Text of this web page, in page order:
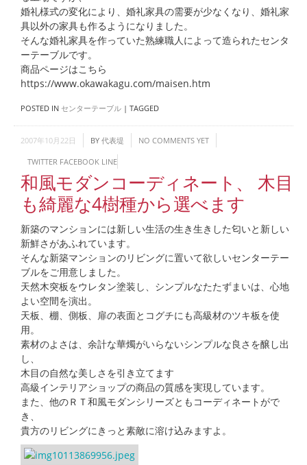
婚礼様式の変化により、婚礼家具の需要が少なくなり、婚礼家
具以外の家具も作るようになりました。
そんな婚礼家具を作っていた熟練職人によって造られたセンタ
ーテーブルです。
商品ページはこちら
https://www.okawakagu.com/maisen.htm
POSTED IN センターテーブル | TAGGED
2007年10月22日 BY 代表堤 NO COMMENTS YET
TWITTER FACEBOOK LINE
和風モダンコーディネート、 木目
も綺麗な4樹種から選べます
新築のマンションには新しい生活の生き生きした匂いと新しい
新鮮さがあふれています。
そんな新築マンションのリビングに置いて欲しいセンターテー
ブルをご用意しました。
天然木突板をウレタン塗装し、シンプルなたたずまいは、心地
よい空間を演出。
天板、棚、側板、扉の表面とコグチにも高級材のツキ板を使
用。
素材のよさは、余計な華燭がいらないシンプルな良さを醸し出
し、
木目の自然な美しさを引き立てます
高級インテリアショップの商品の質感を実現しています。
また、他のＲＴ和風モダンシリーズともコーディネートがで
き、
貴方のリビングにきっと素敵に溶け込みますよ。